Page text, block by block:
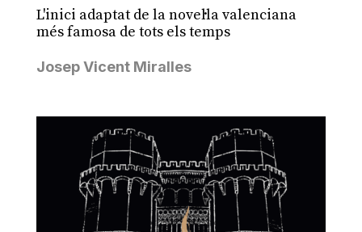
L'inici adaptat de la novel·la valenciana
més famosa de tots els temps
Josep Vicent Miralles